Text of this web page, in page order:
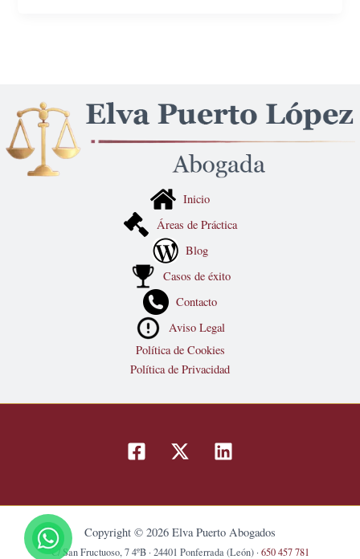
Inicio
Áreas de Práctica
Blog
Casos de éxito
Contacto
Aviso Legal
Política de Cookies
Política de Privacidad
Copyright © 2026 Elva Puerto Abogados
C/ San Fructuoso, 7 4ºB · 24401 Ponferrada (León) · 650 457 781